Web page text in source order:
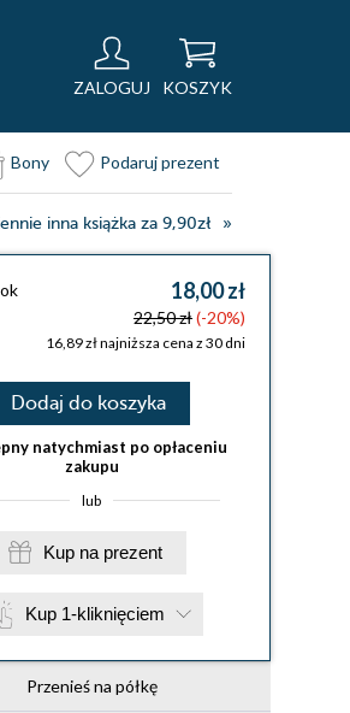
ZALOGUJ KOSZYK
Bony Podaruj prezent
inna książka za 9,90zł
18,00 zł
22,50 zł(-20%)
16,89 zł najniższa cena z 30 dni
Dodaj do koszyka
natychmiast po opłaceniu
zakupu
lub
Kup na prezent
Kup 1-kliknięciem
Przenieś na półkę